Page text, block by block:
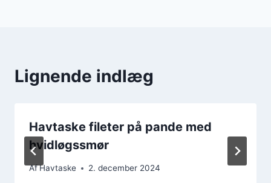
Lignende indlæg
Havtaske fileter på pande med
hvidløgssmør
AfHavtaske 2. december 2024